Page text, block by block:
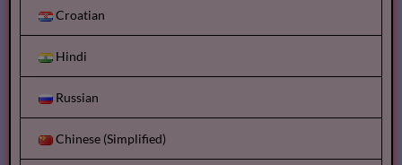
Croatian
Hindi
Russian
Chinese (Simplified)